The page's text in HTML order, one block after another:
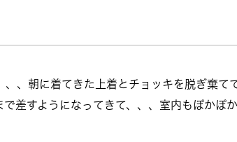
、朝に着てきた上着とチョッキを脱ぎ棄て
差すようになってきて、、、室内もぽかぽか